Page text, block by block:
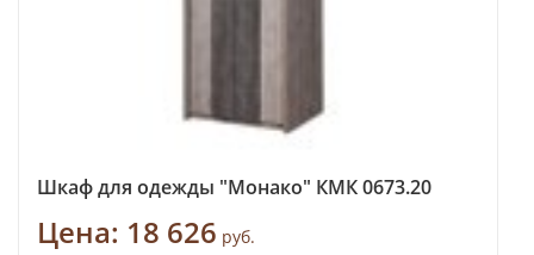
Шкаф для одежды "Монако" КМК 0673.20
Цена: 18 626 руб.